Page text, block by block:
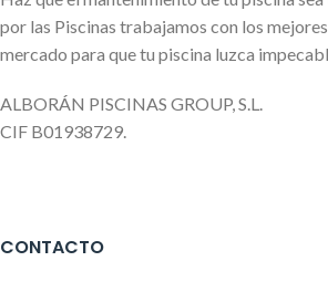
por las Piscinas trabajamos con los
mercado para que tu piscina luzca
ALBORÁN PISCINAS GROUP, S.L.
CIF B01938729.
CONTACTO